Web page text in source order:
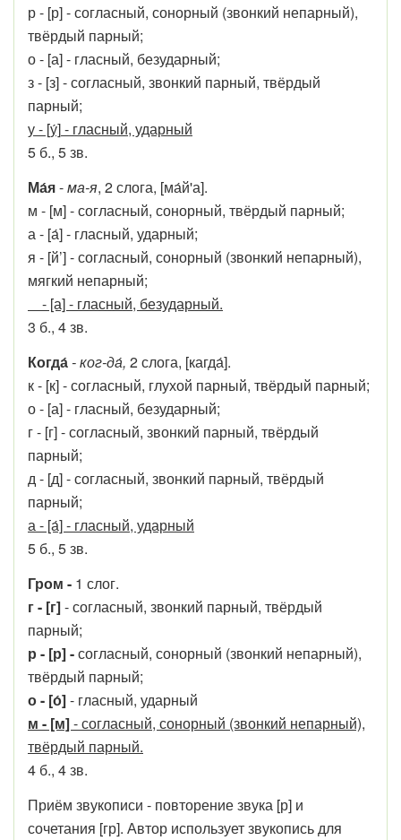
р - [р] - согласный, сонорный (звонкий непарный),
твёрдый парный;
о - [а] - гласный, безударный;
з - [з] - согласный, звонкий парный, твёрдый
парный;
у - [у́]- гласный, ударный
5 б., 5 зв.
Ма́я-ма-я, 2 слога, [ма́й'а].
м - [м] - согласный, сонорный, твёрдый парный;
а - [а́] - гласный, ударный;
я - [й’] - согласный, сонорный (звонкий непарный),
мягкий непарный;
- [а] - гласный, безударный.
3 б., 4 зв.
Когда́- ког-да́, 2 слога, [кагда́].
к - [к] - согласный, глухой парный, твёрдый парный;
о - [а] - гласный, безударный;
г - [г] - согласный, звонкий парный, твёрдый
парный;
д - [д] - согласный, звонкий парный, твёрдый
парный;
а - [а́] - гласный, ударный
5 б., 5 зв.
Гром - 1 слог.
г - [г]- согласный, звонкий парный, твёрдый
парный;
р - [р]-согласный, сонорный (звонкий непарный),
твёрдый парный;
о - [о́]- гласный, ударный
м - [м]- согласный, сонорный (звонкий непарный),
твёрдый парный.
4 б., 4 зв.
Приём звукописи - повторение звука [р] и
сочетания [гр]. Автор использует звукопись для